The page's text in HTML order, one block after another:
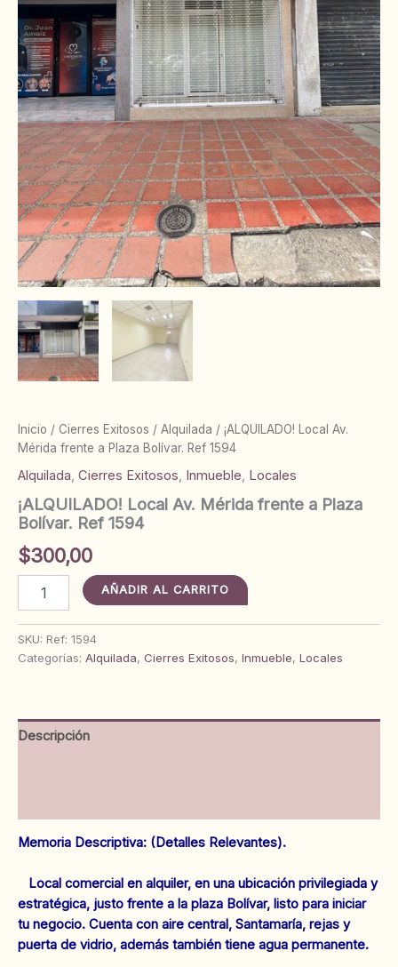
Inicio / Cierres Exitosos / Alquilada / ¡ALQUILADO! Local Av.
Mérida frente a Plaza Bolívar. Ref 1594
Alquilada, Cierres Exitosos, Inmueble, Locales
¡ALQUILADO! Local Av. Mérida frente a Plaza
Bolívar. Ref 1594
$300,00
¡ALQUILADO!
Local
Mérida
frente
Ref
1594
AÑADIR AL CARRITO
SKU: Ref: 1594
Categorías: Alquilada, Cierres Exitosos, Inmueble, Locales
Descripción
Memoria Descriptiva: (Detalles Relevantes).
Local comercial en alquiler, en una ubicación privilegiada y
estratégica, justo frente a la plaza Bolívar, listo para iniciar
tu negocio. Cuenta con aire central, Santamaría, rejas y
puerta de vidrio, además también tiene agua permanente.